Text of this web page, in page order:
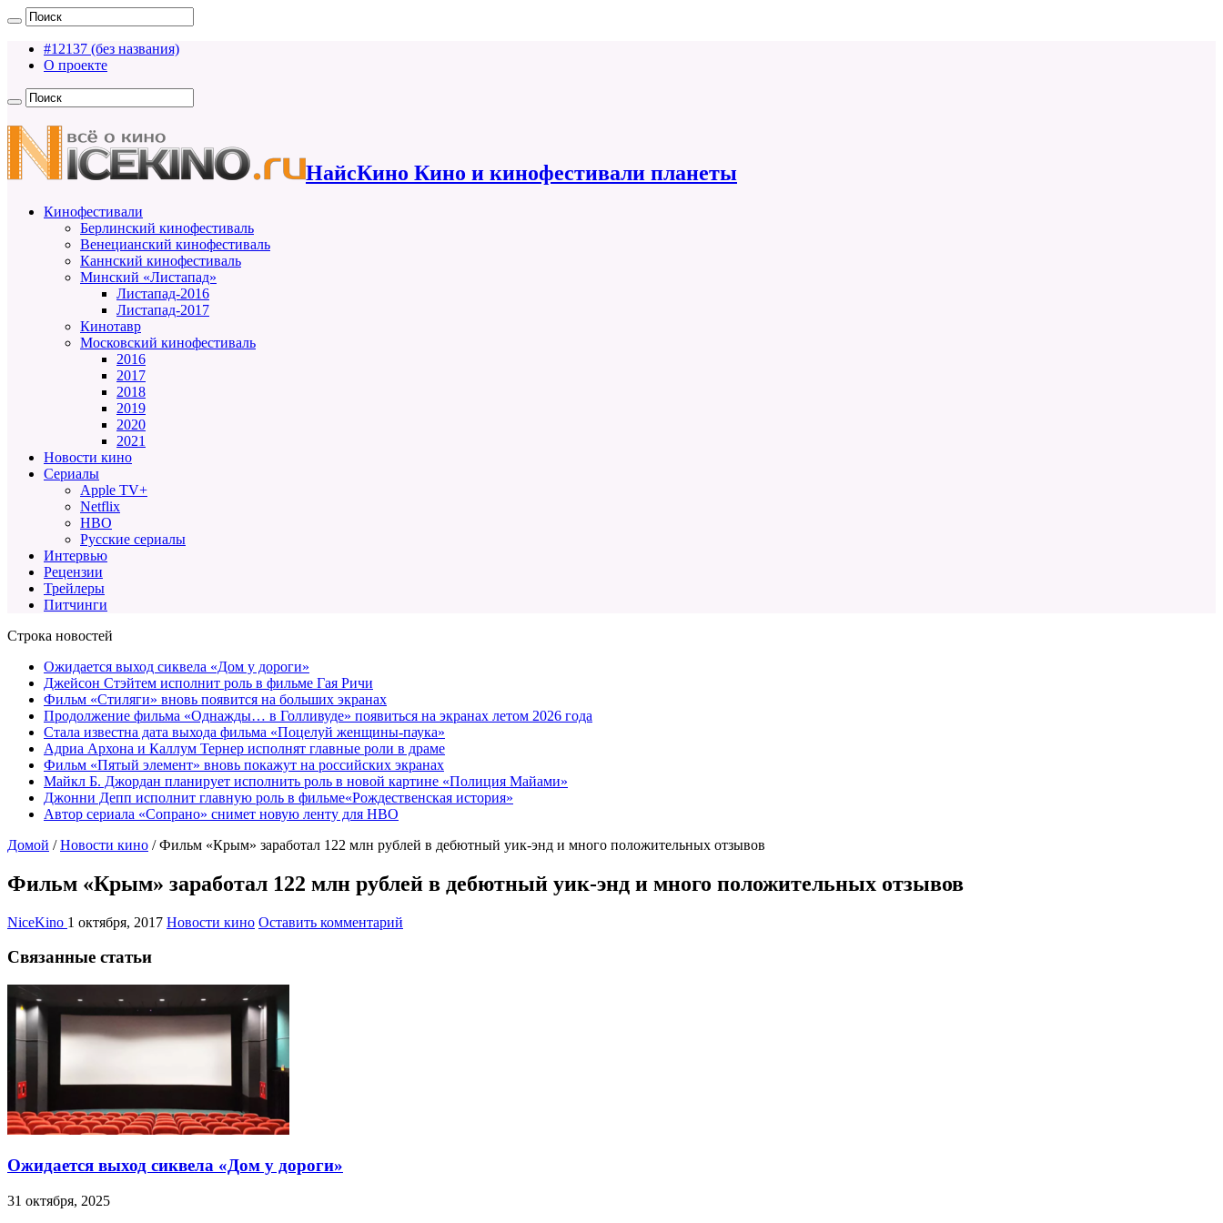
#12137 (без названия)
О проекте
НайсКино Кино и кинофестивали планеты
Кинофестивали
Берлинский кинофестиваль
Венецианский кинофестиваль
Каннский кинофестиваль
Минский «Листапад»
Листапад-2016
Листапад-2017
Кинотавр
Московский кинофестиваль
2016
2017
2018
2019
2020
2021
Новости кино
Сериалы
Apple TV+
Netflix
HBO
Русские сериалы
Интервью
Рецензии
Трейлеры
Питчинги
Строка новостей
Ожидается выход сиквела «Дом у дороги»
Джейсон Стэйтем исполнит роль в фильме Гая Ричи
Фильм «Стиляги» вновь появится на больших экранах
Продолжение фильма «Однажды… в Голливуде» появиться на экранах летом 2026 года
Стала известна дата выхода фильма «Поцелуй женщины-паука»
Адриа Архона и Каллум Тернер исполнят главные роли в драме
Фильм «Пятый элемент» вновь покажут на российских экранах
Майкл Б. Джордан планирует исполнить роль в новой картине «Полиция Майами»
Джонни Депп исполнит главную роль в фильме«Рождественская история»
Автор сериала «Сопрано» снимет новую ленту для HBO
Домой / Новости кино / Фильм «Крым» заработал 122 млн рублей в дебютный уик-энд и много положительных отзывов
Фильм «Крым» заработал 122 млн рублей в дебютный уик-энд и много положительных отзывов
NiceKino 1 октября, 2017 Новости кино Оставить комментарий
Связанные статьи
Ожидается выход сиквела «Дом у дороги»
31 октября, 2025